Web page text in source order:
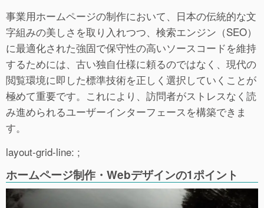
事業用ホームページの制作において、日本の伝統的な文
字組みの美しさを取り入れつつ、検索エンジン（SEO）
に最適化された強固で保守性の高いソースコードを維持
するためには、古い独自仕様に頼るのではなく、現代の
閲覧環境に即した標準技術を正しく選択していくことが
極めて重要です。これにより、訪問者がストレスなく読
み進められるユーザーインターフェースを構築できま
す。
layout-grid-line: ;
ホームページ制作・Webデザインの1ポイント